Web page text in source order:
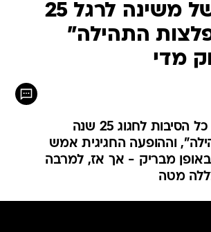
ההופעה של משינה לרגל 25
התהילה"
מדי
למשינה יש את כל הסיבות לחגוג 25 שנה
וההופעה החגיגית אמש
מבריק - אך אז, למרבה
מטה